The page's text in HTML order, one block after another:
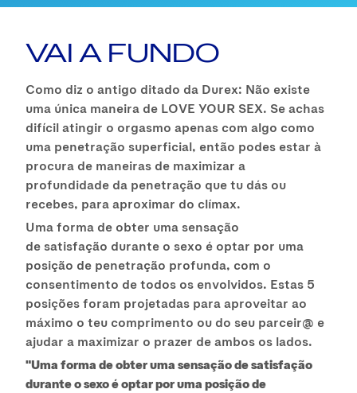
VAI A FUNDO
Como diz o antigo ditado da Durex: Não existe
uma única maneira de LOVE YOUR SEX. Se achas
difícil atingir o orgasmo apenas com algo como
uma penetração superficial, então podes estar à
procura de maneiras de maximizar a
profundidade da penetração que tu dás ou
recebes, para aproximar do clímax.
Uma forma de obter uma sensação
de satisfação durante o sexo é optar por uma
posição de penetração profunda, com o
consentimento de todos os envolvidos. Estas 5
posições foram projetadas para aproveitar ao
máximo o teu comprimento ou do seu parceir@ e
ajudar a maximizar o prazer de ambos os lados.
"Uma forma de obter uma sensação de satisfação
durante o sexo é optar por uma posição de